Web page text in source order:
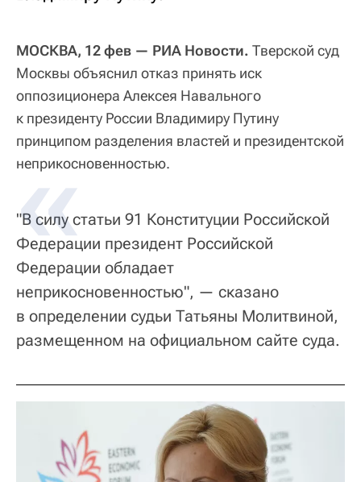
МОСКВА, 12 фев — РИА Новости. Тверской суд
Москвы объяснил отказ принять иск
оппозиционера Алексея Навального
к президенту России Владимиру Путину
принципом разделения властей и президентской
неприкосновенностью.
"В силу статьи 91 Конституции Российской
Федерации президент Российской
Федерации обладает
неприкосновенностью", — сказано
в определении судьи Татьяны Молитвиной,
размещенном на официальном сайте суда.